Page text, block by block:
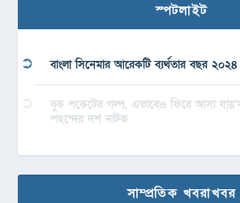
স্পটলাইট
বাংলা সিনেমার আরেকটি ব্যর্থতার বছর ২০২৪
বুক পকেটের গল্প, এভাবেও ফিরে আসা
পছন্দের দশ নাটক
সাম্প্রতিক খবরাখবর